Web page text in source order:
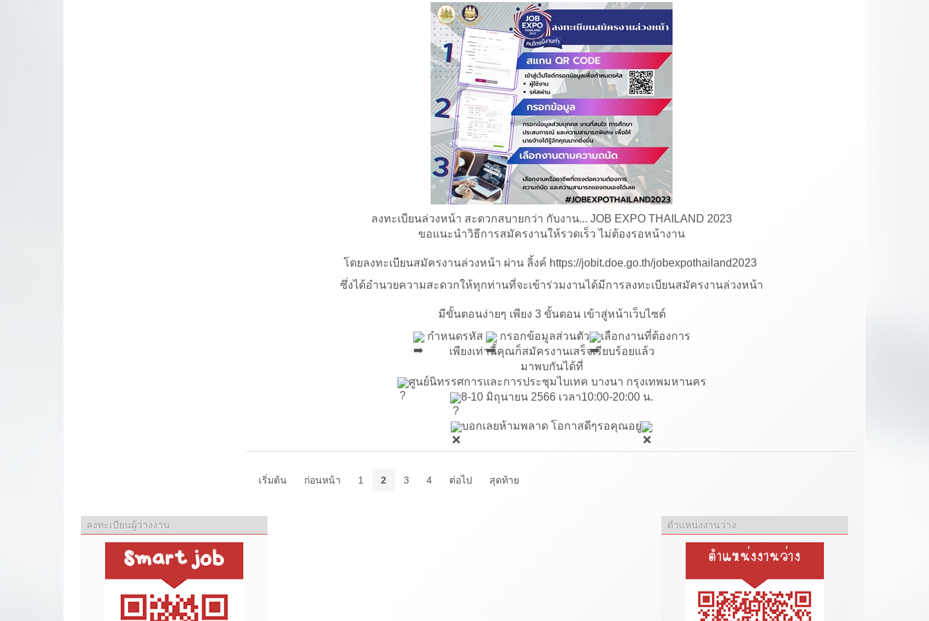
ลงทะเบียนล่วงหน้า สะดวกสบายกว่า กับงาน... JOB EXPO THAILAND 2023
ขอแนะนำวิธีการสมัครงานให้รวดเร็ว ไม่ต้องรอหน้างาน
โดยลงทะเบียนสมัครงานล่วงหน้า ผ่าน ลิ้งค์ https://jobit.doe.go.th/jobexpothailand2023
ซึ่งได้อำนวยความสะดวกให้ทุกท่านที่จะเข้าร่วมงานได้มีการลงทะเบียนสมัครงานล่วงหน้า
มีขั้นตอนง่ายๆ เพียง 3 ขั้นตอน เข้าสู่หน้าเว็บไซต์
กำหนดรหัส
กรอกข้อมูลส่วนตัว
เลือกงานที่ต้องการ
เพียงเท่านี้คุณก็สมัครงานเสร็จเรียบร้อยแล้ว
มาพบกันได้ที่
ศูนย์นิทรรศการและการประชุมไบเทค บางนา กรุงเทพมหานคร
8-10 มิถุนายน 2566 เวลา10:00-20:00 น.
บอกเลยห้ามพลาด โอกาสดีๆรอคุณอยู่
เริ่มต้น ก่อนหน้า 1 2 3 4 ต่อไป สุดท้าย
ลงทะเบียนผู้ว่างงาน ตำแหน่งงานว่าง